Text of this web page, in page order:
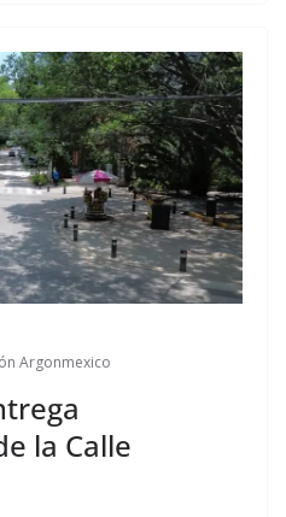
Argonmexico
la Calle